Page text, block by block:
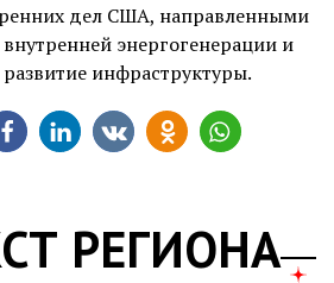
дел США, направленными
энергогенерации и
инфраструктуры.
РЕГИОНА